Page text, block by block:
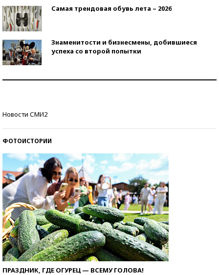
Самая трендовая обувь лета – 2026
Знаменитости и бизнесмены, добившиеся
успеха со второй попытки
Новости СМИ2
ФОТОИСТОРИИ
ПРАЗДНИК, ГДЕ ОГУРЕЦ — ВСЕМУ ГОЛОВА!